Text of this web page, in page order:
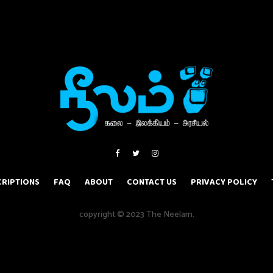
FAQ ABOUT CONTACT US PRIVACY POLICY
copyright © 2023 The Neelam.